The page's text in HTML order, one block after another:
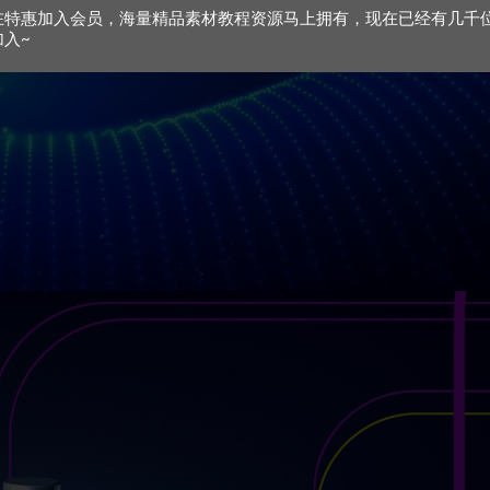
特惠加入会员，海量精品素材教程资源马上拥有，现在已经有几千
入~